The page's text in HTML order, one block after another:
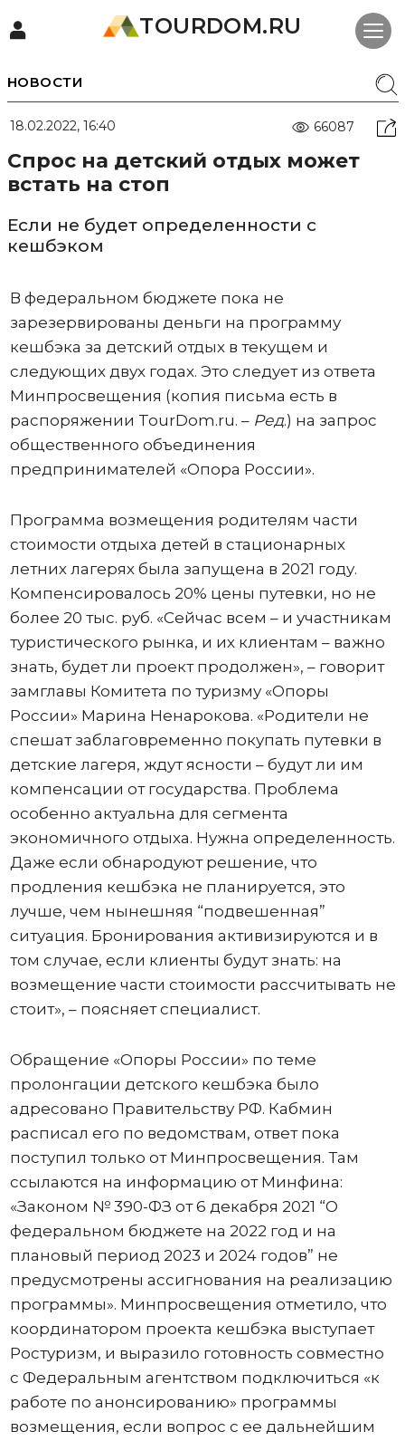
TOURDOM.RU
НОВОСТИ
18.02.2022, 16:40 66087
Спрос на детский отдых может
встать на стоп
Если не будет определенности с
кешбэком
В федеральном бюджете пока не
зарезервированы деньги на программу
кешбэка за детский отдых в текущем и
следующих двух годах. Это следует из ответа
Минпросвещения (копия письма есть в
распоряжении TourDom.ru. – Ред.) на запрос
общественного объединения
предпринимателей «Опора России».
Программа возмещения родителям части
стоимости отдыха детей в стационарных
летних лагерях была запущена в 2021 году.
Компенсировалось 20% цены путевки, но не
более 20 тыс. руб. «Сейчас всем – и участникам
туристического рынка, и их клиентам – важно
знать, будет ли проект продолжен», – говорит
замглавы Комитета по туризму «Опоры
России» Марина Ненарокова. «Родители не
спешат заблаговременно покупать путевки в
детские лагеря, ждут ясности – будут ли им
компенсации от государства. Проблема
особенно актуальна для сегмента
экономичного отдыха. Нужна определенность.
Даже если обнародуют решение, что
продления кешбэка не планируется, это
лучше, чем нынешняя “подвешенная”
ситуация. Бронирования активизируются и в
том случае, если клиенты будут знать: на
возмещение части стоимости рассчитывать не
стоит», – поясняет специалист.
Обращение «Опоры России» по теме
пролонгации детского кешбэка было
адресовано Правительству РФ. Кабмин
расписал его по ведомствам, ответ пока
поступил только от Минпросвещения. Там
ссылаются на информацию от Минфина:
«Законом № 390-ФЗ от 6 декабря 2021 “О
федеральном бюджете на 2022 год и на
плановый период 2023 и 2024 годов” не
предусмотрены ассигнования на реализацию
программы». Минпросвещения отметило, что
координатором проекта кешбэка выступает
Ростуризм, и выразило готовность совместно
с Федеральным агентством подключиться «к
работе по анонсированию» программы
возмещения, если вопрос с ее дальнейшим